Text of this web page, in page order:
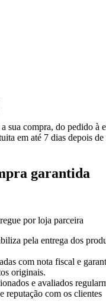
a sua compra, do pedido à
em até 7 dias depois
garantida
por loja parceira
pela entrega dos
com nota fiscal e
originais.
e avaliados
reputação com os clientes